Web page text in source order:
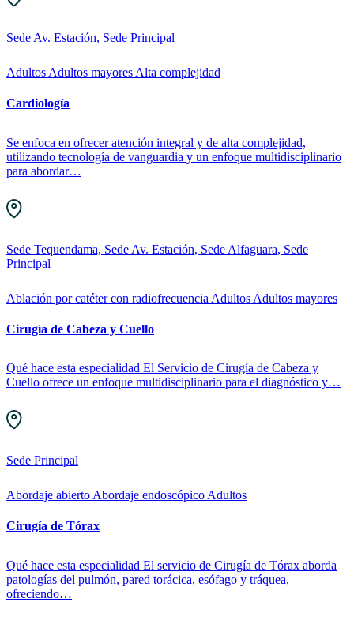
Sede Av. Estación, Sede Principal
Adultos Adultos mayores Alta complejidad
Cardiología
Se enfoca en ofrecer atención integral y de alta complejidad,
utilizando tecnología de vanguardia y un enfoque multidisciplinario
para abordar…
Sede Tequendama, Sede Av. Estación, Sede Alfaguara, Sede
Principal
Ablación por catéter con radiofrecuencia Adultos Adultos mayores
Cirugía de Cabeza y Cuello
Qué hace esta especialidad El Servicio de Cirugía de Cabeza y
Cuello ofrece un enfoque multidisciplinario para el diagnóstico y…
Sede Principal
Abordaje abierto Abordaje endoscópico Adultos
Cirugía de Tórax
Qué hace esta especialidad El servicio de Cirugía de Tórax aborda
patologías del pulmón, pared torácica, esófago y tráquea,
ofreciendo…